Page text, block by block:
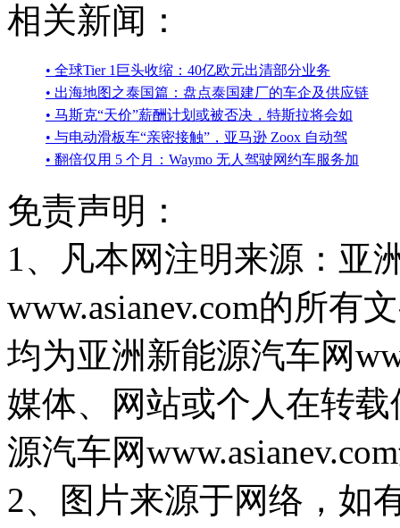
相关新闻：
• 全球Tier 1巨头收缩：40亿欧元出清部分业务
• 出海地图之泰国篇：盘点泰国建厂的车企及供应链
• 马斯克“天价”薪酬计划或被否决，特斯拉将会如
• 与电动滑板车“亲密接触”，亚马逊 Zoox 自动驾
• 翻倍仅用 5 个月：Waymo 无人驾驶网约车服务加
免责声明：
1、凡本网注明来源：亚
www.asianev.com的所有
均为亚洲新能源汽车网
媒体、网站或个人在转
源汽车网
2、图片来源于网络，如